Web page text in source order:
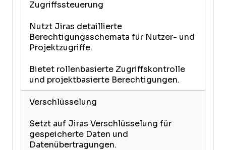
Zugriffssteuerung
Nutzt Jiras detaillierte
Berechtigungsschemata für Nutzer- und
Projektzugriffe.
Bietet rollenbasierte Zugriffskontrolle
und projektbasierte Berechtigungen.
Verschlüsselung
Setzt auf Jiras Verschlüsselung für
gespeicherte Daten und
Datenübertragungen.